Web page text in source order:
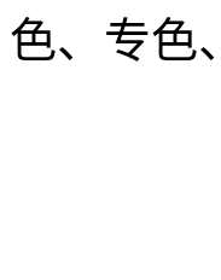
色、专色